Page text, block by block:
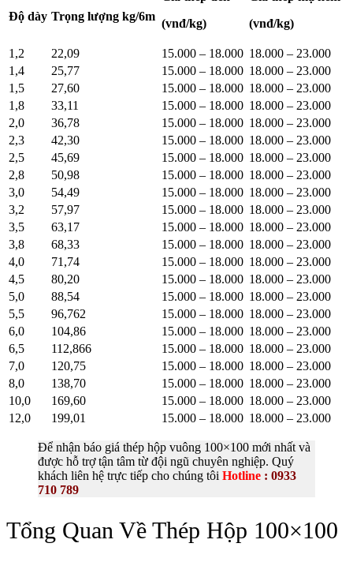
Độ dày Trọng lượng kg/6m
(vnđ/kg)
(vnđ/kg)
1,2 22,09 15.000 – 18.000 18.000 – 23.000
1,4
25,77 15.000 – 18.000 18.000 – 23.000
1,5
27,60 15.000 – 18.000 18.000 – 23.000
1,8
33,11 15.000 – 18.000 18.000 – 23.000
2,0
36,78 15.000 – 18.000 18.000 – 23.000
2,3
42,30 15.000 – 18.000 18.000 – 23.000
2,5
45,69 15.000 – 18.000 18.000 – 23.000
2,8
50,98 15.000 – 18.000 18.000 – 23.000
3,0
54,49 15.000 – 18.000 18.000 – 23.000
3,2
57,97 15.000 – 18.000 18.000 – 23.000
3,5
63,17 15.000 – 18.000 18.000 – 23.000
3,8
68,33 15.000 – 18.000 18.000 – 23.000
4,0
71,74 15.000 – 18.000 18.000 – 23.000
4,5
80,20 15.000 – 18.000 18.000 – 23.000
5,0
88,54 15.000 – 18.000 18.000 – 23.000
5,5
96,762 15.000 – 18.000 18.000 – 23.000
6,0
104,86 15.000 – 18.000 18.000 – 23.000
6,5
112,866 15.000 – 18.000 18.000 – 23.000
7,0
120,75 15.000 – 18.000 18.000 – 23.000
8,0
138,70 15.000 – 18.000 18.000 – 23.000
10,0
169,60 15.000 – 18.000 18.000 – 23.000
12,0
199,01 15.000 – 18.000 18.000 – 23.000
Để nhận báo giá thép hộp vuông 100×100 mới nhất và
được hỗ trợ tận tâm từ đội ngũ chuyên nghiệp. Quý
khách liên hệ trực tiếp cho chúng tôi Hotline : 0933
710 789
Tổng Quan Về Thép Hộp 100×100